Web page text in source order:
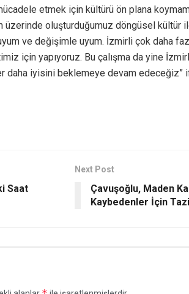
etmek için kültürü ön plana
oluşturduğumuz döngüsel kültür
ve değişimle uyum. İzmirli çok daha
için yapıyoruz. Bu çalışma da yine
daha iyisini beklemeye devam edeceğiz”
Saat
Next Post
Çavuşoğlu, Maden
Kaybedenler İçin